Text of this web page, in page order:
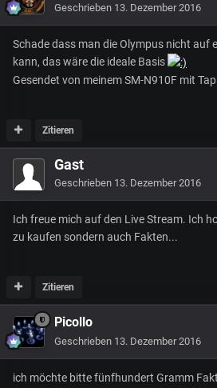
Geschrieben 13. Dezember 2016
Schade dass man die Olympus nicht auf
kann, das wäre die ideale Basis
Gesendet von meinem SM-N910F mit
Zitieren
Gast
Geschrieben 13. Dezember 2016
Ich freue mich auf den Live Stream. Ich
zu kaufen sondern auch Fakten...
Zitieren
Picollo
Geschrieben 13. Dezember 2016
ich möchte bitte fünfhundert Gramm